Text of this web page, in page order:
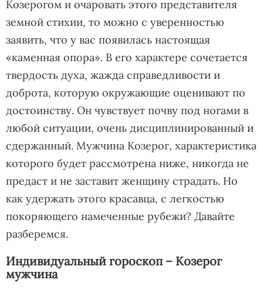
Козерогом и очаровать этого представителя
земной стихии, то можно с уверенностью
заявить, что у вас появилась настоящая
«каменная опора». В его характере сочетается
твердость духа, жажда справедливости и
доброта, которую окружающие оценивают по
достоинству. Он чувствует почву под ногами в
любой ситуации, очень дисциплинированный и
сдержанный. Мужчина Козерог, характеристика
которого будет рассмотрена ниже, никогда не
предаст и не заставит женщину страдать. Но
как удержать этого красавца, с легкостью
покоряющего намеченные рубежи? Давайте
разберемся.
Индивидуальный гороскоп – Козерог
мужчина